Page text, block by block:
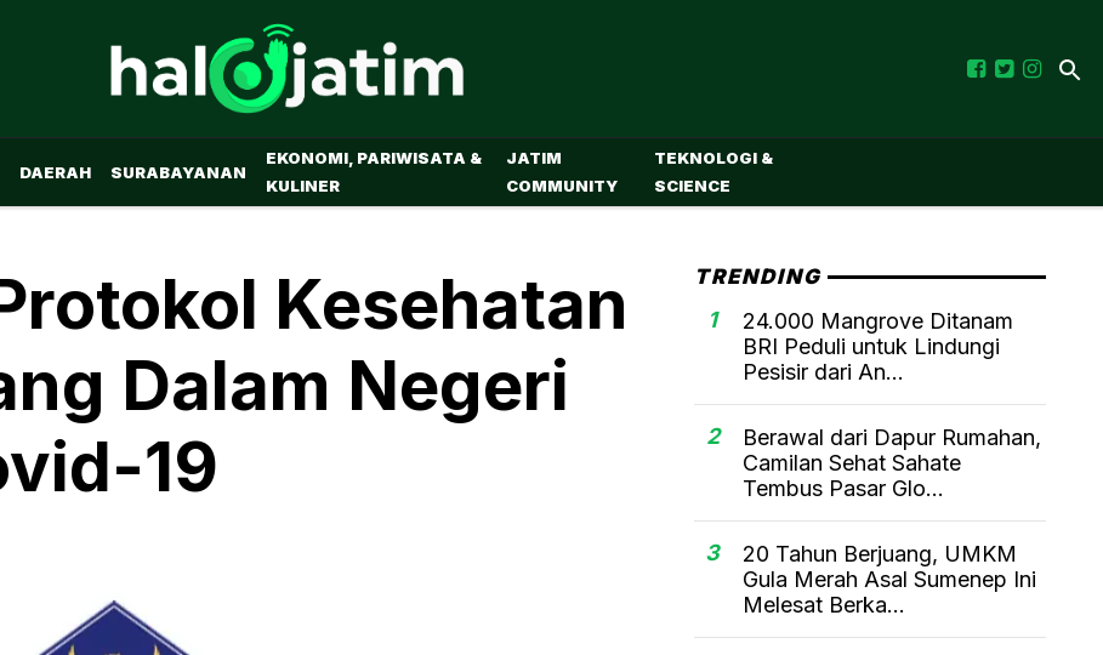
DAERAH SURABAYANAN
EKONOMI, PARIWISATA &
KULINER
JATIM
COMMUNITY
TEKNOLOGI &
SCIENCE
Kesehatan
Dalam Negeri
19
TRENDING
1
24.000 Mangrove Ditanam
BRI Peduli untuk Lindungi
Pesisir dari An...
2
Berawal dari Dapur Rumahan,
Camilan Sehat Sahate
Tembus Pasar Glo...
3
20 Tahun Berjuang, UMKM
Gula Merah Asal Sumenep Ini
Melesat Berka...